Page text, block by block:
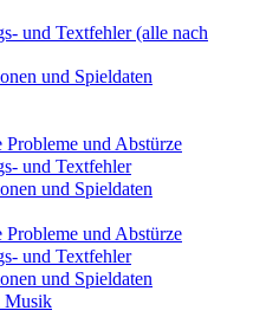
und Textfehler (alle nach
und Spieldaten
und Abstürze
und Textfehler
und Spieldaten
und Abstürze
und Textfehler
und Spieldaten
Musik